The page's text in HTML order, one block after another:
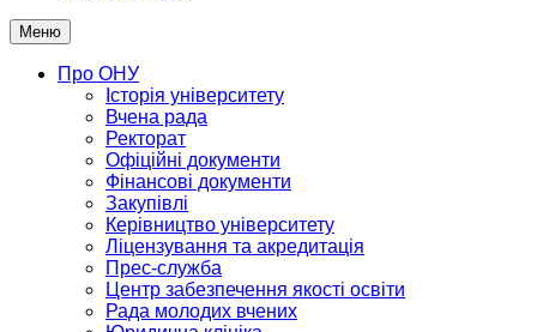
Меню
Про ОНУ
Історія університету
Вчена рада
Ректорат
Офіційні документи
Фінансові документи
Закупівлі
Керівництво університету
Ліцензування та акредитація
Прес-служба
Центр забезпечення якості освіти
Рада молодих вчених